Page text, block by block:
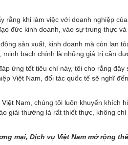
rằng khi làm việc với doanh nghiệp
đức kinh doanh, vào sự trung thực
sản xuất, kinh doanh mà còn lan
bạch chính là những giá trị cần
ứng tốt tiêu chí này, tôi cho rằng
Việt Nam, đối tác quốc tế sẽ nghĩ
Nam , chúng tôi luôn khuyến khích
giải thưởng là rất thiết thực, không
mại, Dịch vụ Việt Nam mở rộng